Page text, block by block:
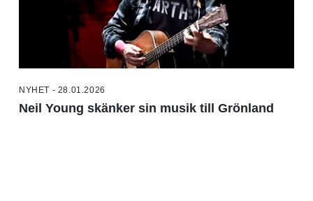
NYHET - 28.01.2026
Neil Young skänker sin musik till Grönland